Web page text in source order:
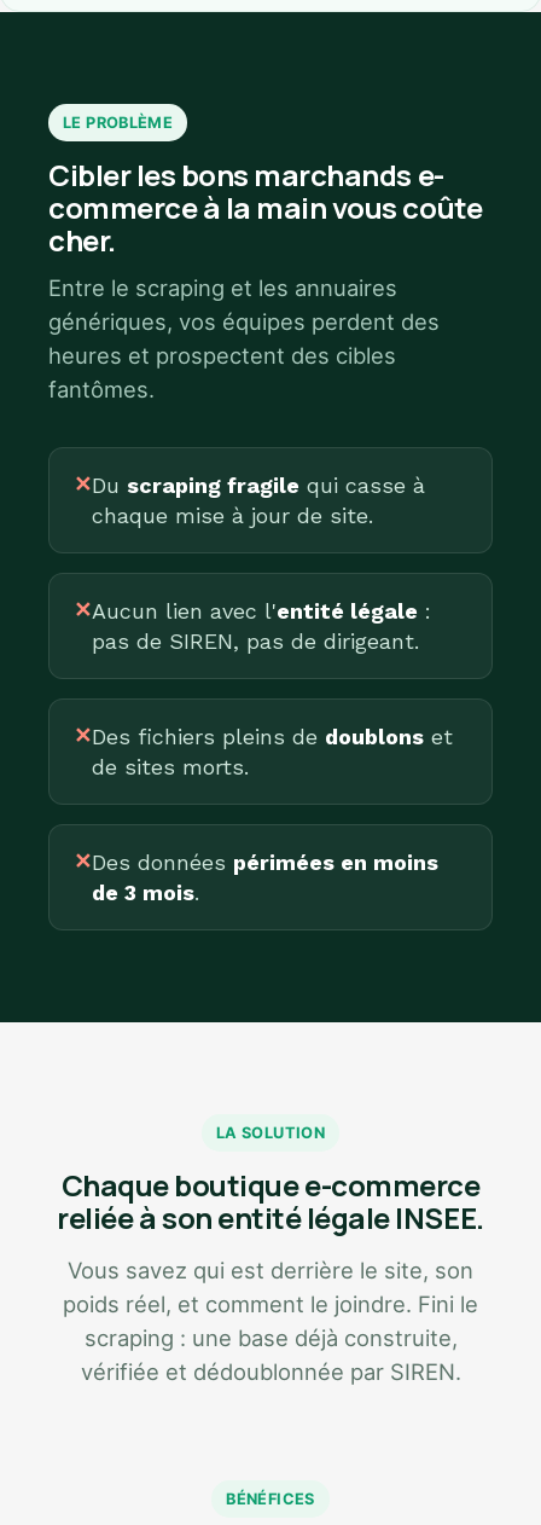
LE PROBLÈME
Cibler les bons marchands e-
commerce à la main vous coûte
cher.
Entre le scraping et les annuaires
génériques, vos équipes perdent des
heures et prospectent des cibles
fantômes.
✕Du scraping fragile qui casse à
chaque mise à jour de site.
✕Aucun lien avec l'entité légale :
pas de SIREN, pas de dirigeant.
✕Des fichiers pleins de doublons et
de sites morts.
✕Des données périmées en moins
de 3 mois.
LA SOLUTION
Chaque boutique e-commerce
reliée à son entité légale INSEE.
Vous savez qui est derrière le site, son
poids réel, et comment le joindre. Fini le
scraping : une base déjà construite,
vérifiée et dédoublonnée par SIREN.
BÉNÉFICES